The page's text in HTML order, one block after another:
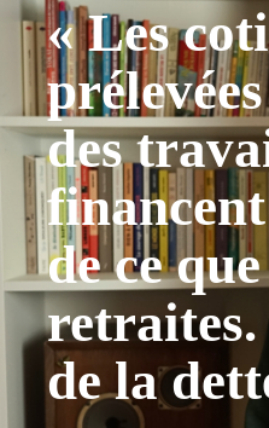
« Les
des
de ce
retraites.
de la